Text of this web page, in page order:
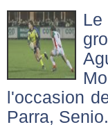
l'occasion
Parra,